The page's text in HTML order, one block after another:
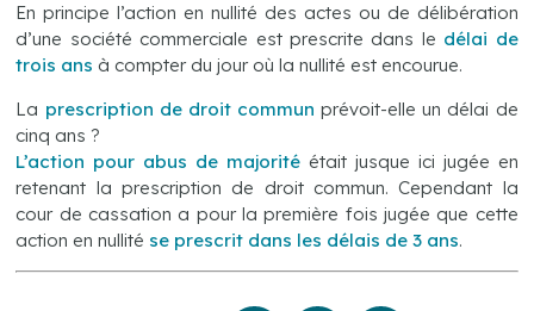
En principe l’action en nullité des actes ou de délibération
d’une société commerciale est prescrite dans le délai de
trois ans à compter du jour où la nullité est encourue.
La prescription de droit commun prévoit-elle un délai de
cinq ans ?
L’action pour abus de majorité était jusque ici jugée en
retenant la prescription de droit commun. Cependant la
cour de cassation a pour la première fois jugée que cette
action en nullité se prescrit dans les délais de 3 ans.